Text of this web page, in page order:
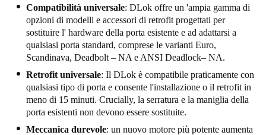
Compatibilità universale: DLok offre un 'ampia gamma di
opzioni di modelli e accessori di retrofit progettati per
sostituire l' hardware della porta esistente e ad adattarsi a
qualsiasi porta standard, comprese le varianti Euro,
Scandinava, Deadbolt – NA e ANSI Deadlock– NA.
Retrofit universale: Il DLok è compatibile praticamente con
qualsiasi tipo di porta e consente l'installazione o il retrofit in
meno di 15 minuti. Crucially, la serratura e la maniglia della
porta esistenti non devono essere sostituite.
Meccanica durevole: un nuovo motore più potente aumenta